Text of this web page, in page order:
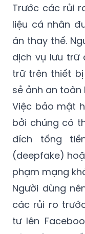
án thay thế.
dịch vụ lưu trữ
trữ trên thiết
sẻ ảnh an toàn
Việc bảo mật
bởi chúng có
đích tống
(deepfake)
phạm mạng
Người dùng
các rủi ro
tư lên
hội khác. Chi
sư Meta dự